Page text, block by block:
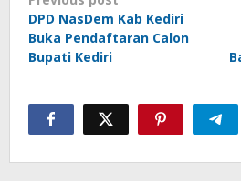
navigation
DPD NasDem Kab Kediri
Buka Pendaftaran Calon
Bupati Kediri